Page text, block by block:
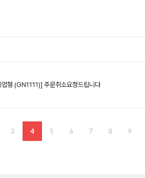
형 (GN1111)] 주문취소요청드립니다
3 4 5 6 7 8 9